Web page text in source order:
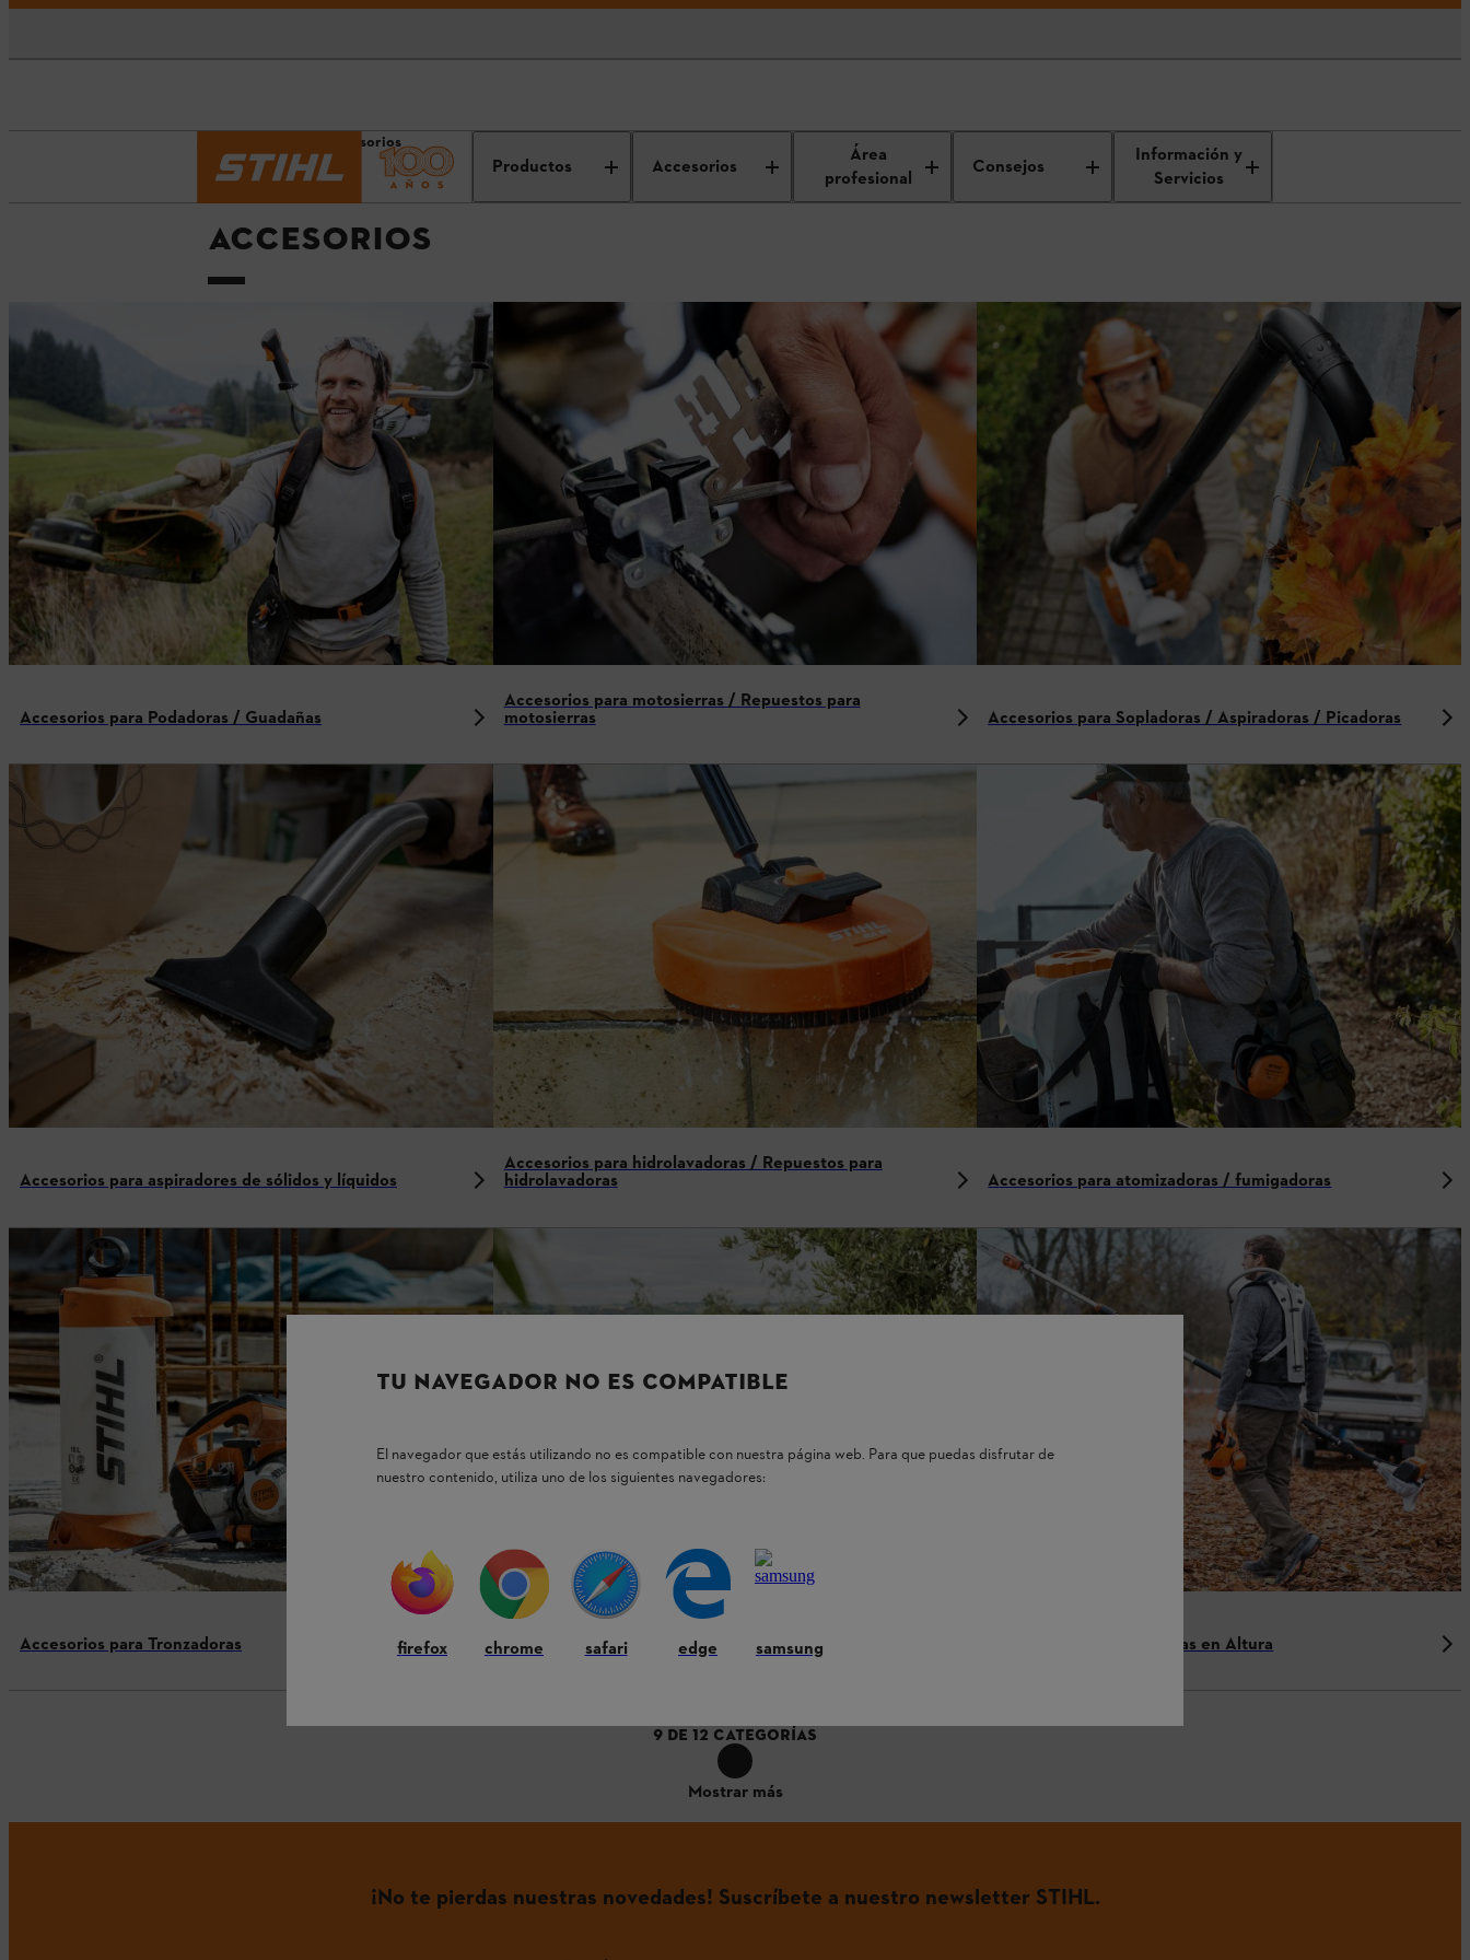
Productos Accesorios
Área
profesional
Consejos
Información y
Servicios
Accesorios
ACCESORIOS
Accesorios para Podadoras / Guadañas
Accesorios para motosierras / Repuestos para
motosierras Accesorios para Sopladoras / Aspiradoras / Picadoras
Accesorios para aspiradores de sólidos y líquidos
Accesorios para hidrolavadoras / Repuestos para
hidrolavadoras Accesorios para atomizadoras / fumigadoras
Accesorios para Tronzadoras
Accesorios para Ahoyadoras / Repuestos para
Ahoyadoras Accesorios para Podadoras en Altura
9 DE 12 CATEGORÍAS
Mostrar más
¡No te pierdas nuestras novedades! Suscríbete a nuestro newsletter STIHL.
TU NAVEGADOR NO ES COMPATIBLE
El navegador que estás utilizando no es compatible con nuestra página web. Para que puedas disfrutar de
nuestro contenido, utiliza uno de los siguientes navegadores:
firefox chrome safari edge samsung